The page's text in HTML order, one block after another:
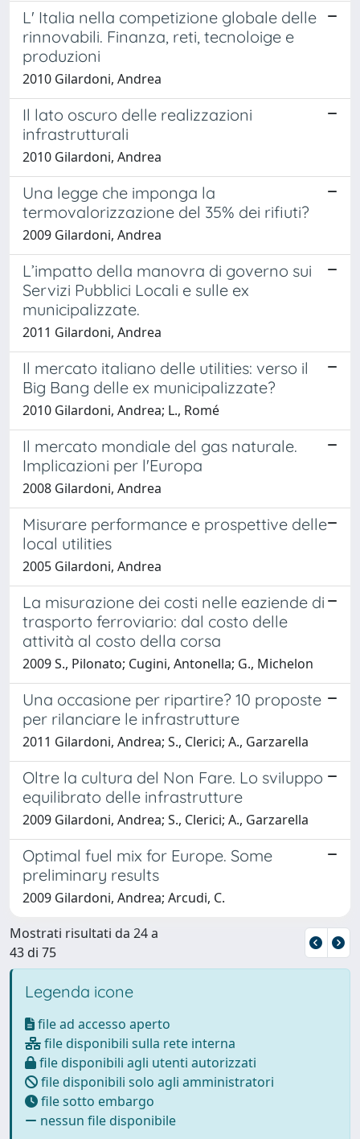
L' Italia nella competizione globale delle
rinnovabili. Finanza, reti, tecnoloige e
produzioni
2010 Gilardoni, Andrea
Il lato oscuro delle realizzazioni
infrastrutturali
2010 Gilardoni, Andrea
Una legge che imponga la
termovalorizzazione del 35% dei rifiuti?
2009 Gilardoni, Andrea
L’impatto della manovra di governo sui
Servizi Pubblici Locali e sulle ex
municipalizzate.
2011 Gilardoni, Andrea
Il mercato italiano delle utilities: verso il
Big Bang delle ex municipalizzate?
2010 Gilardoni, Andrea; L., Romé
Il mercato mondiale del gas naturale.
Implicazioni per l'Europa
2008 Gilardoni, Andrea
Misurare performance e prospettive delle
local utilities
2005 Gilardoni, Andrea
La misurazione dei costi nelle eaziende di
trasporto ferroviario: dal costo delle
attività al costo della corsa
2009 S., Pilonato; Cugini, Antonella; G., Michelon
Una occasione per ripartire? 10 proposte
per rilanciare le infrastrutture
2011 Gilardoni, Andrea; S., Clerici; A., Garzarella
Oltre la cultura del Non Fare. Lo sviluppo
equilibrato delle infrastrutture
2009 Gilardoni, Andrea; S., Clerici; A., Garzarella
Optimal fuel mix for Europe. Some
preliminary results
2009 Gilardoni, Andrea; Arcudi, C.
Mostrati risultati da 24 a
43 di 75
Legenda icone
file ad accesso aperto
file disponibili sulla rete interna
file disponibili agli utenti autorizzati
file disponibili solo agli amministratori
file sotto embargo
nessun file disponibile